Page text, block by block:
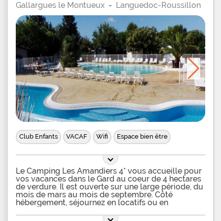
Gallargues le Montueux - Languedoc-Roussillon
Club Enfants VACAF Wifi Espace bien être
Le Camping Les Amandiers 4* vous accueille pour
vos vacances dans le Gard au coeur de 4 hectares
de verdure. Il est ouverte sur une large période, du
mois de mars au mois de septembre. Côté
hébergement, séjournez en locatifs ou en
home est disponible à la location. Tout équipé et